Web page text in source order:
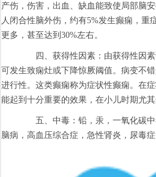
产伤，伤害，出血、缺血能致使局部脑
人闭合性脑外伤，约有5%发生癫痫，重
更多，甚至达到30%左右。
四、获得性因素：由获得性因素
可发生致痫灶或下降惊厥阈值。病变不
进行性。这类癫痫称为症状性癫痫。在
能起到十分重要的效果，在小儿时期尤其
五、中毒：铅，汞，一氧化碳中
脑病，高血压综合症，急性肾炎，尿毒症